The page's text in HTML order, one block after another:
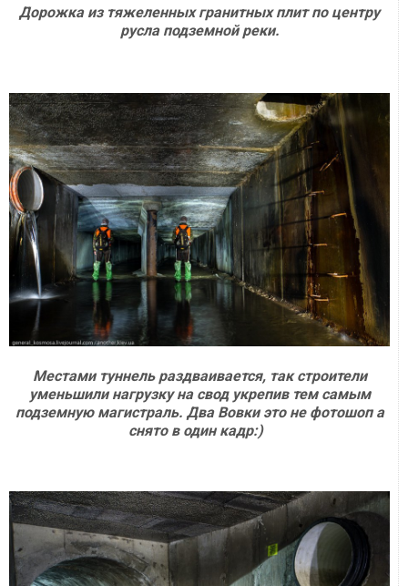
Дорожка из тяжеленных гранитных плит по центру
русла подземной реки.
Местами туннель раздваивается, так строители
уменьшили нагрузку на свод укрепив тем самым
подземную магистраль. Два Вовки это не фотошоп а
снято в один кадр:)